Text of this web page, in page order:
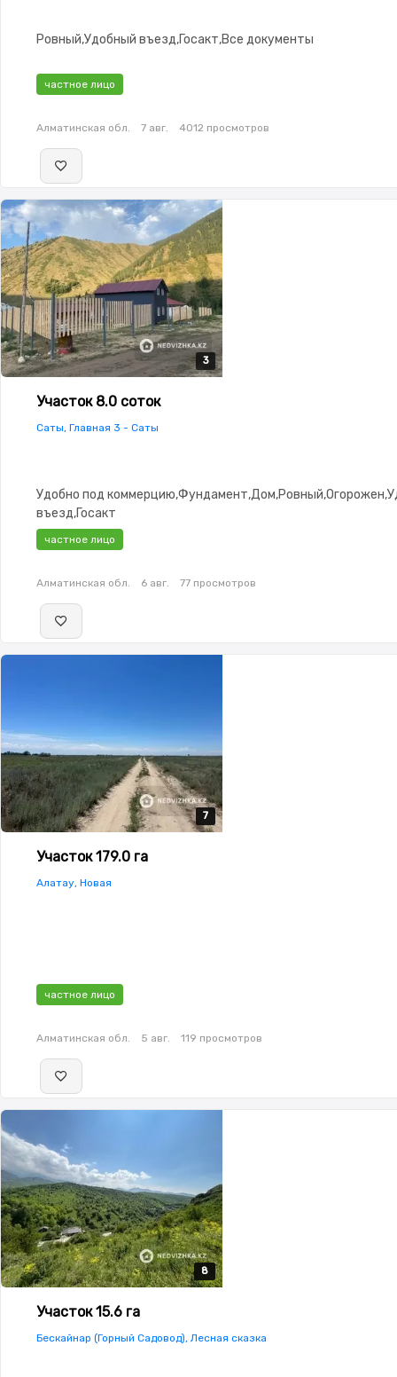
Ровный,Удобный въезд,Госакт,Все документы
частное лицо
Алматинская обл. 7 авг. 4012 просмотров
3
3
3
Участок 8.0 соток
Саты, Главная 3 - Саты
Удобно под
въезд,Госакт
частное лицо
Алматинская обл. 6 авг. 77 просмотров
7
7
7
7
7
Участок 179.0 га
Алатау, Новая
частное лицо
Алматинская обл. 5 авг. 119 просмотров
8
8
8
8
8
Участок 15.6 га
Бескайнар (Горный Садовод), Лесная сказка